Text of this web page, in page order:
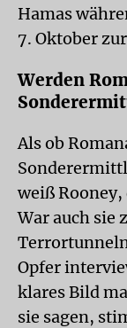
Hamas
7. Oktober
Werden
Als ob
weiß Rooney,
War auch sie
Opfer
klares Bild
sie sagen,